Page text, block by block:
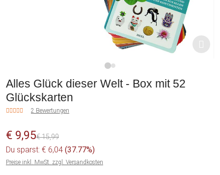
Alles Glück dieser Welt - Box mit 52
Glückskarten
2 Bewertungen
€ 9,95€ 15,99
Du sparst: € 6,04 (37.77%)
Preise inkl. MwSt. zzgl. Versandkosten